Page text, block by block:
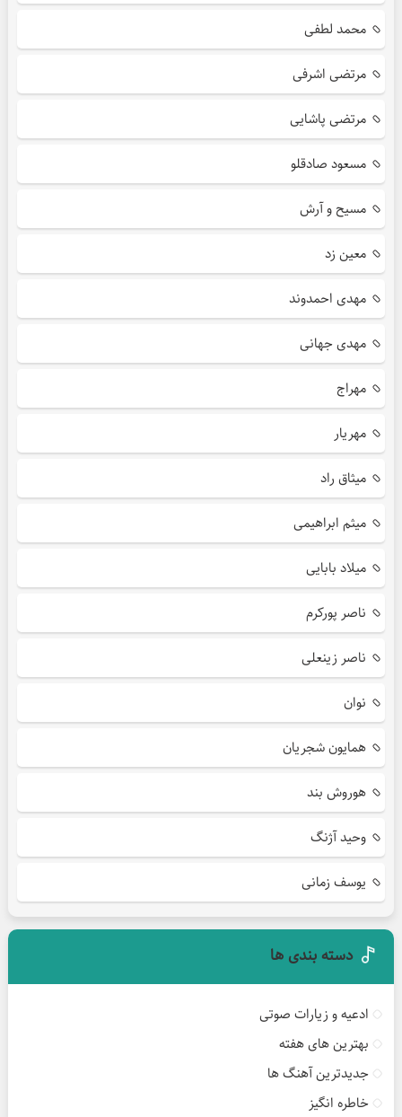
محمد لطفی
مرتضی اشرفی
مرتضی پاشایی
مسعود صادقلو
مسیح و آرش
معین زد
مهدی احمدوند
مهدی جهانی
مهراج
مهریار
میثاق راد
میثم ابراهیمی
میلاد بابایی
ناصر پورکرم
ناصر زینعلی
نوان
همایون شجریان
هوروش بند
وحید آژنگ
یوسف زمانی
دسته بندی ها
ادعیه و زیارات صوتی
بهترین های هفته
جدیدترین آهنگ ها
خاطره انگیز